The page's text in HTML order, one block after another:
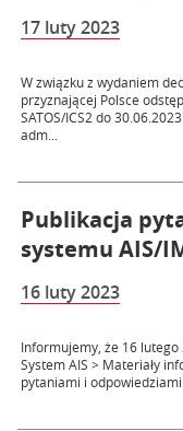
17 luty 2023
W związku z wydaniem
przyznającej Polsce
SATOS/ICS2 do
adm...
Publikacja
systemu AIS/
16 luty 2023
Informujemy, że 16 lutego
System AIS > Materiały
pytaniami i odpowiedziami